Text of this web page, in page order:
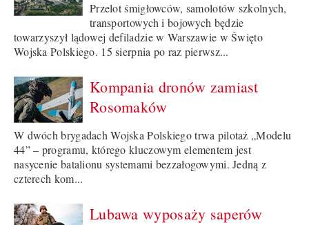
Przelot śmigłowców, samolotów szkolnych,
transportowych i bojowych będzie
towarzyszył lądowej defiladzie w Warszawie w Święto
Wojska Polskiego. 15 sierpnia po raz pierwsz...
Kompania dronów zamiast
Rosomaków
W dwóch brygadach Wojska Polskiego trwa pilotaż „Modelu
44” – programu, którego kluczowym elementem jest
nasycenie batalionu systemami bezzałogowymi. Jedną z
czterech kom...
Lubawa wyposaży saperów